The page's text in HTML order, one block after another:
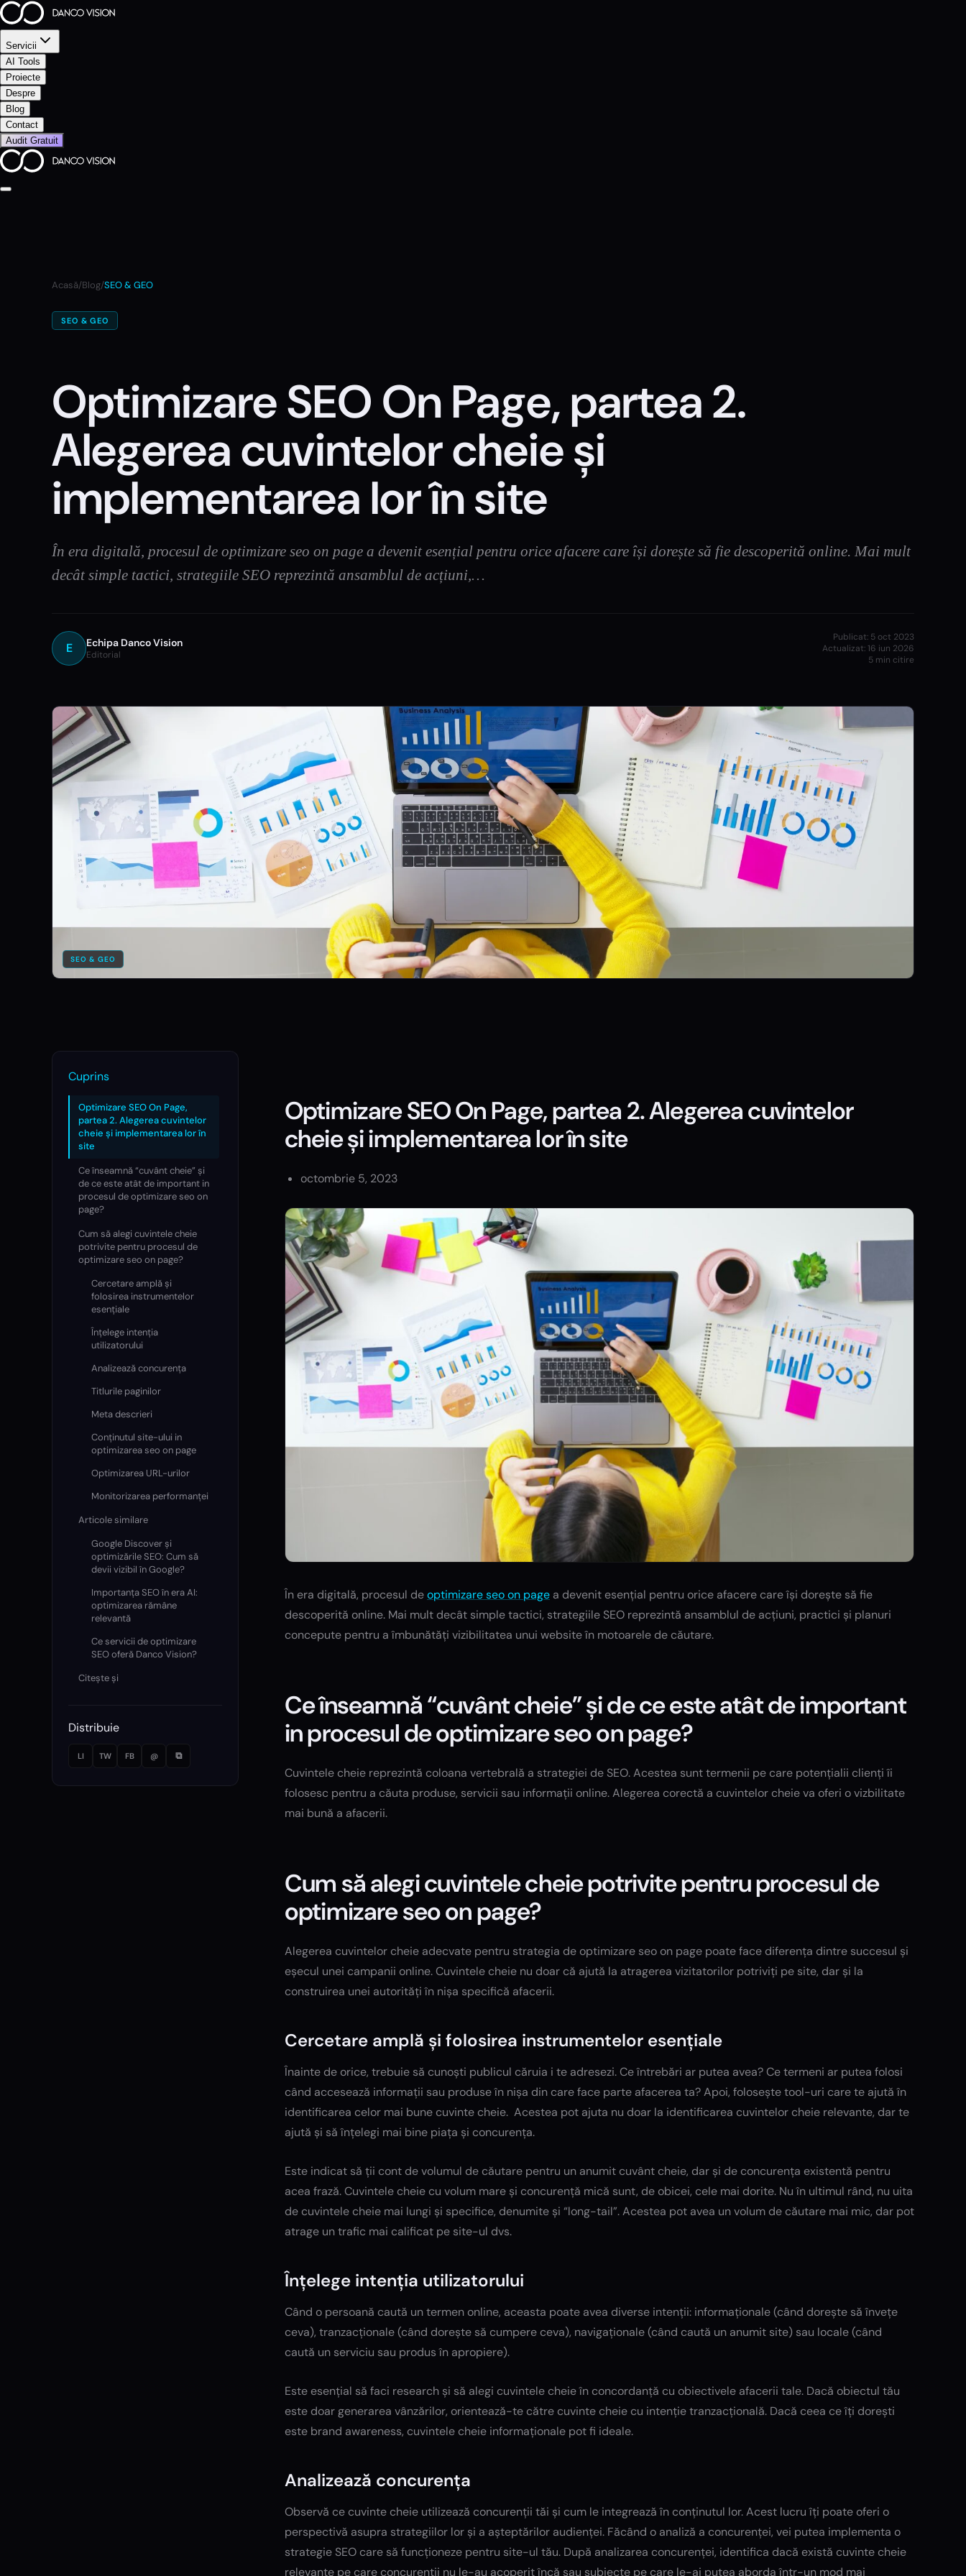
Servicii
AI Tools
Proiecte
Despre
Blog
Contact
Audit Gratuit
Acasă/Blog/SEO & GEO
SEO & GEO
Optimizare SEO On Page, partea 2.
Alegerea cuvintelor cheie și
implementarea lor în site
În era digitală, procesul de optimizare seo on page a devenit esențial pentru orice afacere care își dorește să fie descoperită online. Mai mult
decât simple tactici, strategiile SEO reprezintă ansamblul de acțiuni,…
E Echipa Danco Vision
Editorial
Publicat: 5 oct 2023
Actualizat:16 iun 2026
5 min citire
SEO & GEO
Cuprins
Optimizare SEO On Page,
partea 2. Alegerea cuvintelor
cheie și implementarea lor în
site
Ce înseamnă “cuvânt cheie” și
de ce este atât de important in
procesul de optimizare seo on
page?
Cum să alegi cuvintele cheie
potrivite pentru procesul de
optimizare seo on page?
Cercetare amplă și
folosirea instrumentelor
esențiale
Înțelege intenția
utilizatorului
Analizează concurența
Titlurile paginilor
Meta descrieri
Conținutul site-ului in
optimizarea seo on page
Optimizarea URL-urilor
Monitorizarea performanței
Articole similare
Google Discover și
optimizările SEO: Cum să
devii vizibil în Google?
Importanța SEO în era AI:
optimizarea rămâne
relevantă
Ce servicii de optimizare
SEO oferă Danco Vision?
Citește și
Distribuie
LI TW FB @ ⧉
Optimizare SEO On Page, partea 2. Alegerea cuvintelor
cheie și implementarea lor în site
octombrie 5, 2023
În era digitală, procesul deoptimizare seo on page a devenit esențial pentru orice afacere care își dorește să fie
descoperită online. Mai mult decât simple tactici, strategiile SEO reprezintă ansamblul de acțiuni, practici și planuri
concepute pentru a îmbunătăți vizibilitatea unui website în motoarele de căutare.
Ce înseamnă “cuvânt cheie” și de ce este atât de important
in procesul de optimizare seo on page?
Cuvintele cheie reprezintă coloana vertebrală a strategiei de SEO. Acestea sunt termenii pe care potențialii clienți îi
folosesc pentru a căuta produse, servicii sau informații online. Alegerea corectă a cuvintelor cheie va oferi o vizbilitate
mai bună a afacerii.
Cum să alegi cuvintele cheie potrivite pentru procesul de
optimizare seo on page?
Alegerea cuvintelor cheie adecvate pentru strategia de optimizare seo on page poate face diferența dintre succesul și
eșecul unei campanii online. Cuvintele cheie nu doar că ajută la atragerea vizitatorilor potriviți pe site, dar și la
construirea unei autorități în nișa specifică afacerii.
Cercetare amplă și folosirea instrumentelor esențiale
Înainte de orice, trebuie să cunoști publicul căruia i te adresezi. Ce întrebări ar putea avea? Ce termeni ar putea folosi
când accesează informații sau produse în nișa din care face parte afacerea ta? Apoi, folosește tool-uri care te ajută în
identificarea celor mai bune cuvinte cheie. Acestea pot ajuta nu doar la identificarea cuvintelor cheie relevante, dar te
ajută și să înțelegi mai bine piața și concurența.
Este indicat să ții cont de volumul de căutare pentru un anumit cuvânt cheie, dar și de concurența existentă pentru
acea frază. Cuvintele cheie cu volum mare și concurență mică sunt, de obicei, cele mai dorite. Nu în ultimul rând, nu uita
de cuvintele cheie mai lungi și specifice, denumite și “long-tail”. Acestea pot avea un volum de căutare mai mic, dar pot
atrage un trafic mai calificat pe site-ul dvs.
Înțelege intenția utilizatorului
Când o persoană caută un termen online, aceasta poate avea diverse intenții: informaționale (când dorește să învețe
ceva), tranzacționale (când dorește să cumpere ceva), navigaționale (când caută un anumit site) sau locale (când
caută un serviciu sau produs în apropiere).
Este esențial să faci research și să alegi cuvintele cheie în concordanță cu obiectivele afacerii tale. Dacă obiectul tău
este doar generarea vânzărilor, orientează-te către cuvinte cheie cu intenție tranzacțională. Dacă ceea ce îți dorești
este brand awareness, cuvintele cheie informaționale pot fi ideale.
Analizează concurența
Observă ce cuvinte cheie utilizează concurenții tăi și cum le integrează în conținutul lor. Acest lucru îți poate oferi o
perspectivă asupra strategiilor lor și a așteptărilor audienței. Făcând o analiză a concurenței, vei putea implementa o
strategie SEO care să funcționeze pentru site-ul tău. După analizarea concurenței, identifica dacă există cuvinte cheie
relevante pe care concurenții nu le-au acoperit încă sau subiecte pe care le-ai putea aborda într-un mod mai